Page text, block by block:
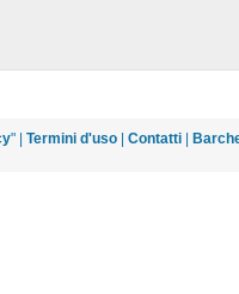
" | Termini d'uso| Contatti|